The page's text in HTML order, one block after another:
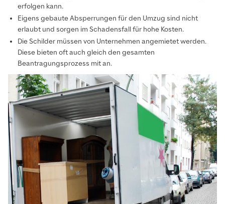
erfolgen kann.
Eigens gebaute Absperrungen für den Umzug sind nicht
erlaubt und sorgen im Schadensfall für hohe Kosten.
Die Schilder müssen von Unternehmen angemietet werden.
Diese bieten oft auch gleich den gesamten
Beantragungsprozess mit an.